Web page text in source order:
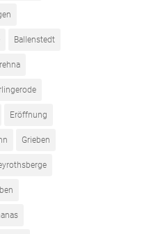
Ballenstedt
Eröffnung
Grieben